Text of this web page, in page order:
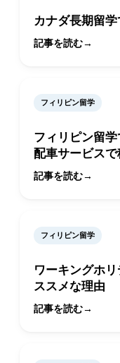
カナダ長期留
記事を読む
フィリピン留学
フィリピン留学
配車サービスで
記事を読む
フィリピン留学
ワーキングホ
ススメな理由
記事を読む